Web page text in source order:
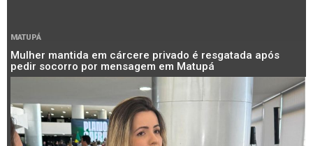
MATUPÁ
Mulher mantida em cárcere privado é resgatada após
pedir socorro por mensagem em Matupá